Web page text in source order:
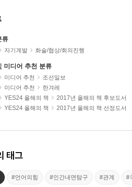
류
자기계발 화술/협상/회의진행
미디어 추천 분류
미디어 추천
조선일보
미디어 추천
한겨레
YES24 올해의 책
2017년 올해의 책 후보도서
YES24 올해의 책 2017년 올해의 책 선정도서
태그
#언어의힘 #인간내면탐구 #관계 #